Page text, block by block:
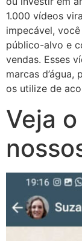
1.000 vídeos
impecável,
público-alvo e
vendas. Esses
marcas
os utilize de
Veja